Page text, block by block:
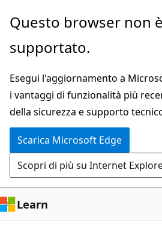
Ignora
passa
contenuto
principale
Questo browser non
supportato.
Esegui l'aggiornamento a
i vantaggi di funzionalità più
della sicurezza e supporto
Scarica Microsoft Edge
Scopri di più su Internet
Learn